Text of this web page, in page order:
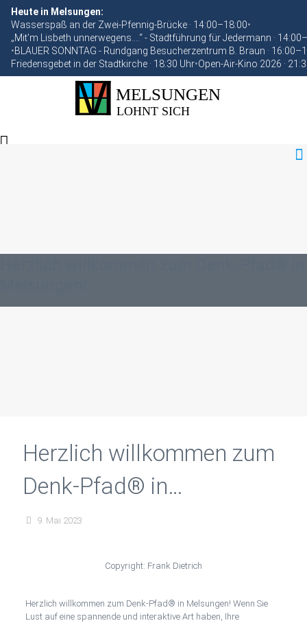
Heute in Melsungen:
Wasserspaß an der Zwei-Pfennig-Brücke · 14:00–18:00•
„Mit’m Lisbeth unnerwegens….“ - Stadtführung für Jedermann ·
•BLAUER SONNTAG - Rundgang Besucherzentrum B. Braun ·
Friedensgebet in der Stadtkirche · 18:30 Uhr•Open-Air-Kino 2026 ·
Herzlich willkommen zum
Denk-Pfad® in
Melsungen!
9. Mai 2023
Copyright: Frank Dietrich
Herzlich willkommen zum Denk-Pfad® in Melsungen! Wenn Sie
Lust auf eine spannende und interaktive Art haben, Ihre